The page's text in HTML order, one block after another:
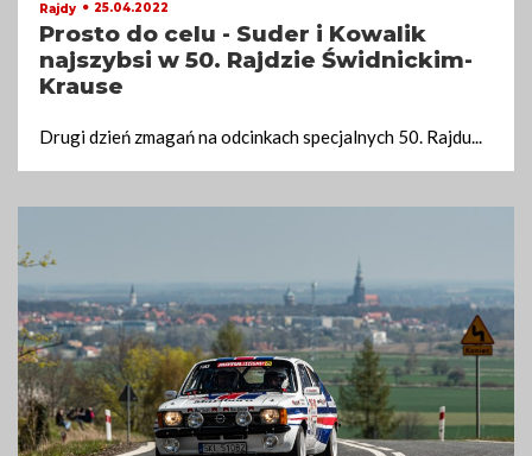
Rajdy 25.04.2022
Prosto do celu - Suder i Kowalik
najszybsi w 50. Rajdzie Świdnickim-
Krause
Drugi dzień zmagań na odcinkach specjalnych 50. Rajdu